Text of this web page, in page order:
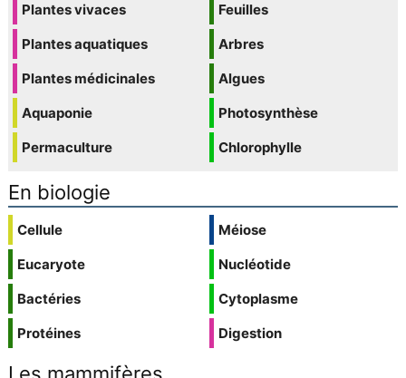
Plantes vivaces
Plantes aquatiques
Plantes médicinales
Aquaponie
Permaculture
Feuilles
Arbres
Algues
Photosynthèse
Chlorophylle
En biologie
Cellule
Eucaryote
Bactéries
Protéines
Méiose
Nucléotide
Cytoplasme
Digestion